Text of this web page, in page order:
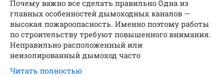
Почему важно все сделать правильно Одна из
главных особенностей дымоходных каналов —
высокая пожароопасность. Именно поэтому работы
по строительству требуют повышенного внимания.
Неправильно расположенный или
неизолированный дымоход часто
Читать полностью